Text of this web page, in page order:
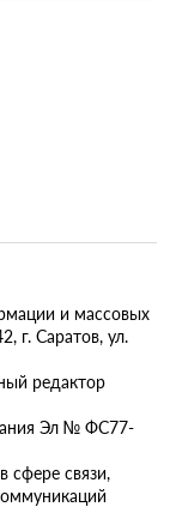
и массовых
г. Саратов, ул.
редактор
Эл № ФС77-
сфере связи,